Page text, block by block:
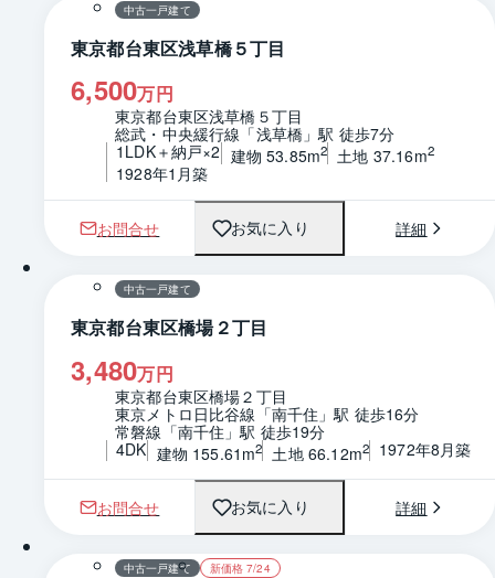
中古一戸建て
東京都台東区浅草橋５丁目
6,500万円
東京都台東区浅草橋５丁目
総武・中央緩行線「浅草橋」駅 徒歩7分
1LDK＋納戸×2 建物 53.85m2 土地 37.16m2
1928年1月築
お問合せ お気に入り 詳細
1 / 0 間取り
中古一戸建て
東京都台東区橋場２丁目
3,480万円
東京都台東区橋場２丁目
東京メトロ日比谷線「南千住」駅 徒歩16分
常磐線「南千住」駅 徒歩19分
4DK 建物 155.61m2 土地 66.12m2 1972年8月築
お問合せ お気に入り 詳細
1 / 0 間取り
中古一戸建て 新価格 7/24